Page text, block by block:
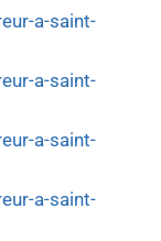
a-saint-
a-saint-
a-saint-
a-saint-